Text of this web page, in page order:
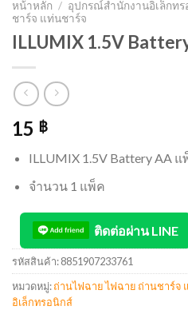
หน้าหลัก / อุปกรณ์สำนักงานอิเล็กทร
ชาร์จ แท่นชาร์จ
ILLUMIX 1.5V
15 ฿
ILLUMIX 1.5V Battery AA
จำนวน 1 แพ็ค
ติดต่อผ่าน LINE
รหัสสินค้า:8851907233761
หมวดหมู่:ถ่านไฟฉาย ไฟฉาย ถ่านชาร์จ
อิเล็กทรอนิกส์